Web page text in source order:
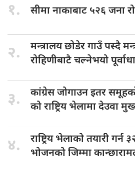
१. सीमा नाकाबाट ५२६ जना
२. मन्त्रालय छोडेरगाउँ पस्दै
रोहिणीबाटै चल्नेभयो
३. कांग्रेस जोगाउनइतर
को राष्ट्रिय भेलामा देउवा
४. राष्ट्रिय भेलाकोतयारी गर्न
भोजनको जिम्मा